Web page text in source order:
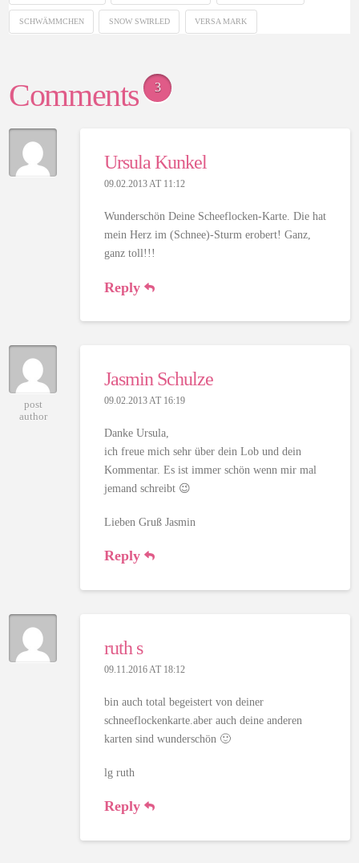
SCHWÄMMCHEN SNOW SWIRLED VERSA MARK
Comments 3
Ursula Kunkel
09.02.2013 AT 11:12
Wunderschön Deine Scheeflocken-Karte. Die hat
mein Herz im (Schnee)-Sturm erobert! Ganz,
ganz toll!!!
Reply
post
author
Jasmin Schulze
09.02.2013 AT 16:19
Danke Ursula,
ich freue mich sehr über dein Lob und dein
Kommentar. Es ist immer schön wenn mir mal
jemand schreibt 😉
Lieben Gruß Jasmin
Reply
ruth s
09.11.2016 AT 18:12
bin auch total begeistert von deiner
schneeflockenkarte.aber auch deine anderen
karten sind wunderschön 🙂
lg ruth
Reply